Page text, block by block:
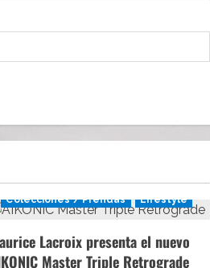
Colecciones / Prendas Lifestyle
Lacroix presenta el nuevo
Master Triple Retrograde